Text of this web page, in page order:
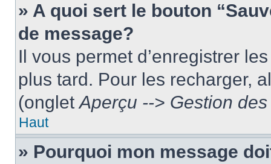
» A quoi sert le bouton
de message?
Il vous permet d’enregistrer
plus tard. Pour les recharger,
(ongletAperçu --> Gestion
Haut
» Pourquoi mon message